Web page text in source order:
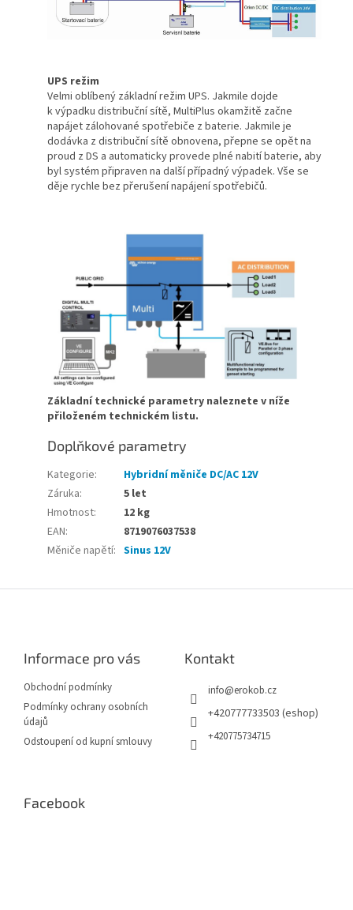
UPS režim
Velmi oblíbený základní režim UPS. Jakmile dojde
k výpadku distribuční sítě, MultiPlus okamžitě začne
napájet zálohované spotřebiče z baterie. Jakmile je
dodávka z distribuční sítě obnovena, přepne se opět na
proud z DS a automaticky provede plné nabití baterie, aby
byl systém připraven na další případný výpadek. Vše se
děje rychle bez přerušení napájení spotřebičů.
Základní technické parametry naleznete v níže
přiloženém technickém listu.
Doplňkové parametry
Kategorie:
Hybridní měniče DC/AC 12V
Záruka:
5 let
Hmotnost:
12 kg
EAN:
8719076037538
Měniče napětí: Sinus 12V
Informace pro vás
Obchodní podmínky
Podmínky ochrany osobních
údajů
Odstoupení od kupní smlouvy
Kontakt
info@erokob.cz
+420777733503 (eshop)
+420775734715
Facebook